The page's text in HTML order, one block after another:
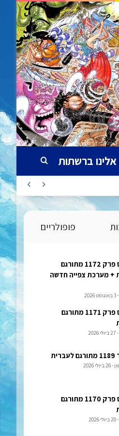
ברשתות חיפוש עבור
פופולריים
וואן פיס פרק 1172 מתורגם
+ מערכת צפייה חדשה
וואן פיס פרק 1171 מתורגם
2026
וואן פיס פרק 1170 מתורגם